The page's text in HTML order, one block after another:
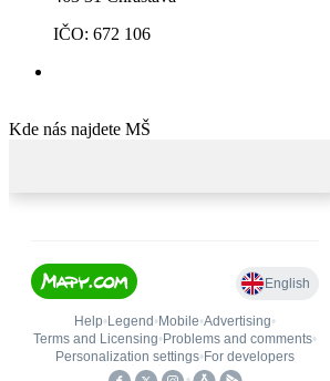
IČO: 672 106
Kde nás najdete MŠ